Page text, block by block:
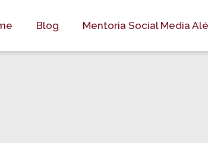
Blog Mentoria Social Media